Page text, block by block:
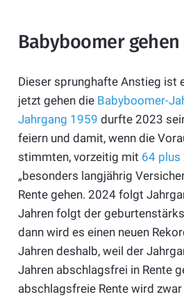
Babyboomer
Dieser sprunghafte Anstieg ist
jetzt gehen die Babyboomer-
Jahrgang 1959 durfte 2023
feiern und damit, wenn die
stimmten, vorzeitig mit 64 plus
„besonders langjährig
Rente gehen. 2024 folgt
Jahren folgt der
dann wird es einen neuen
Jahren deshalb, weil der
Jahren abschlagsfrei in Rente
abschlagsfreie Rente wird